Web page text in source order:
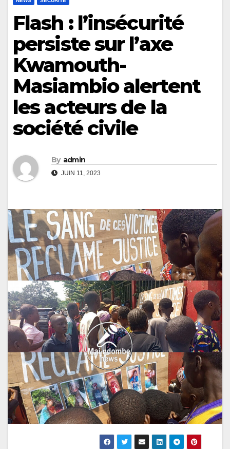
Flash : l’insécurité
persiste sur l’axe
Kwamouth-
Masiambio alertent
les acteurs de la
société civile
By admin
JUIN 11, 2023